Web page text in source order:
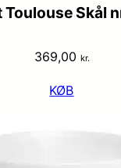
Skål
369,00 kr.
KØB